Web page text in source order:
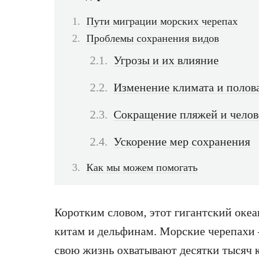
Пути миграции морских черепах
Проблемы сохранения видов
Угрозы и их влияние
Изменение климата и
Сокращение пляжей и
Ускорение мер сохранения
Как мы можем помогать
Коротким словом, этот гигантский
китам и дельфинам. Морские
свою жизнь охватывают десятки тысяч